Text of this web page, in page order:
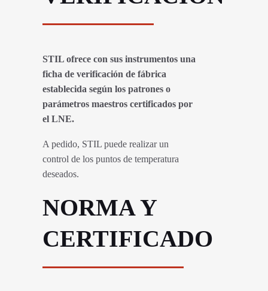
STIL ofrece con sus instrumentos una
ficha de verificación de fábrica
establecida según los patrones o
parámetros maestros certificados por
el LNE.
A pedido, STIL puede realizar un
control de los puntos de temperatura
deseados.
NORMA Y
CERTIFICADO